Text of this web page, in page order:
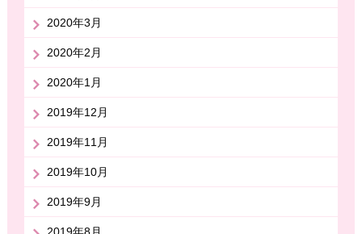
2020年3月
2020年2月
2020年1月
2019年12月
2019年11月
2019年10月
2019年9月